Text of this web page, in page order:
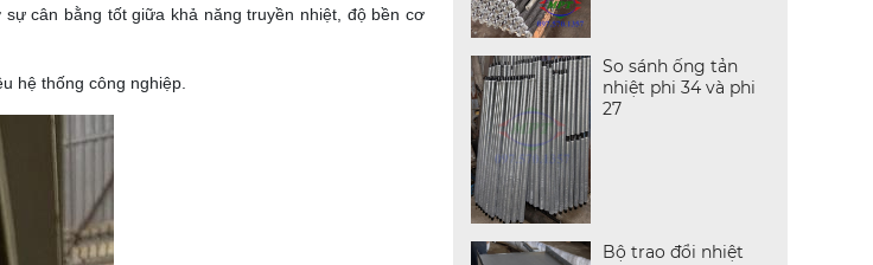
cân bằng tốt giữa khả năng truyền nhiệt, độ bền cơ
hệ thống công nghiệp.
So sánh ống tản
nhiệt phi 34 và phi
27
Bộ trao đổi nhiệt